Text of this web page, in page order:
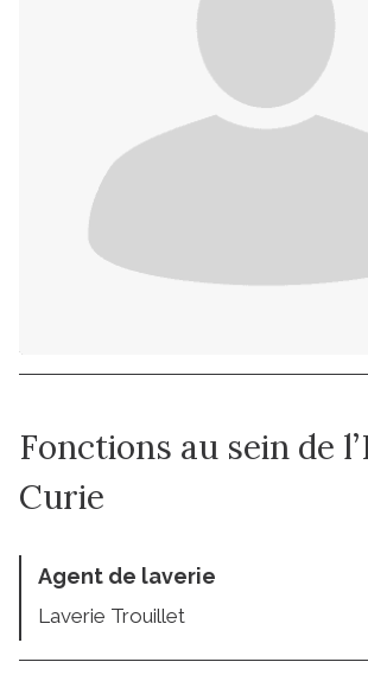
Fonctions au sein de
Curie
Agent de laverie
Laverie Trouillet